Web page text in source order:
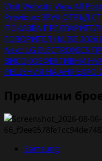
Visit WebsiteView All
Post
navigation
Previous: ЗВУК ОТВЪД
ПОКАЗВА
ГОВОРИТЕЛ НА ISE
Next: LG ELECTRONICS
ВИСОКОЕФЕКТИВНИ
РЕШЕНИЯ НА AHR EXPO
Предишни
Samsung